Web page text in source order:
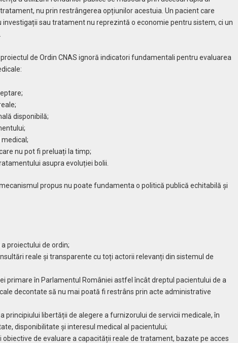
nu prin restrângerea opțiunilor acestuia. Un pacient care
sau tratament nu reprezintă o economie pentru sistem, ci un
de Ordin CNAS ignoră indicatori fundamentali pentru evaluarea
disponibilă;
nu pot fi preluați la timp;
asupra evoluției bolii.
propus nu poate fundamenta o politică publică echitabilă și
proiectului de ordin;
reale și transparente cu toți actorii relevanți din sistemul de
primare în Parlamentul României astfel încât dreptul pacientului de a
decontate să nu mai poată fi restrâns prin acte administrative
principiului libertății de alegere a furnizorului de servicii medicale, în
disponibilitate și interesul medical al pacientului;
obiective de evaluare a capacității reale de tratament, bazate pe acces